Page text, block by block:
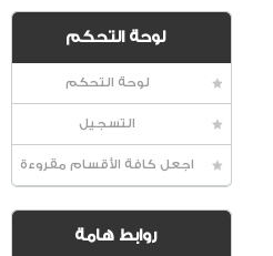
لوحة التحكم
لوحة التحكم
التسجيل
اجعل كافة الأقسام مقروءة
روابط هامة